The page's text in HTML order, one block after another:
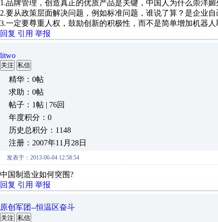
1.品牌管理，创造真正的优质产品是关键，中国人为什么崇洋
2.要从政策层面解决问题，例如标准问题，谁说了算？是企业
3.一定要尊重人权，鼓励创新的积极性，而不是简单增加机器
回复 引用 举报
litwo
关注 私信
精华：0帖
求助：0帖
帖子：1帖 | 76回
年度积分：0
历史总积分：1148
注册：2007年11月28日
发表于：2013-06-04 12:58:54
中国制造业如何突围?
回复 引用 举报
原创军团--恒温区奋斗
关注 私信